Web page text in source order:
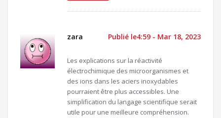
zara Publié le4:59 - Mar 18, 2023
Les explications sur la réactivité
électrochimique des microorganismes et
des ions dans les aciers inoxydables
pourraient être plus accessibles. Une
simplification du langage scientifique serait
utile pour une meilleure compréhension.